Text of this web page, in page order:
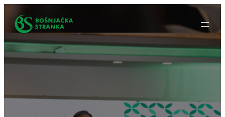
sadržaj